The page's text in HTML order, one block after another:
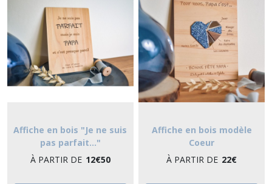
Affiche en bois "Je ne suis
pas parfait..."
À PARTIR DE 12€50
Affiche en bois modèle
Coeur
À PARTIR DE 22€